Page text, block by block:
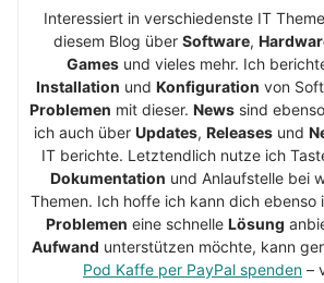
Interessiert in verschiedenste IT
diesem Blog über Software,
Gamesund vieles mehr. Ich
Installation und Konfiguration von
Problemen mit dieser. News sind
ich auch über Updates, Releasesund
IT berichte. Letztendlich nutze ich
Dokumentation und Anlaufstelle bei
Themen. Ich hoffe ich kann dich ebenso
Problemen eine schnelle Lösung
Aufwand unterstützen möchte, kann
Pod Kaffe per PayPal spenden –